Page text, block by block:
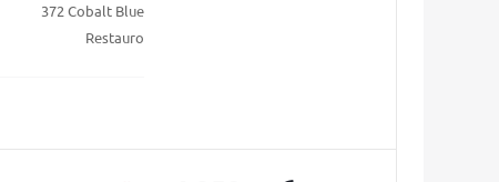
372 Cobalt Blue
Restauro